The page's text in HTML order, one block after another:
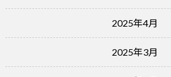
2025年4月
2025年3月